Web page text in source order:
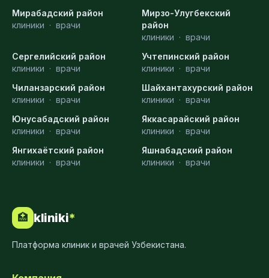
Мирабадский район
клиники · врачи
Мирзо-Улугбекский
район
клиники · врачи
Сергелийский район
клиники · врачи
Учтепинский район
клиники · врачи
Чиланзарский район
клиники · врачи
Шайхантахурский район
клиники · врачи
Юнусабадский район
клиники · врачи
Яккасарайский район
клиники · врачи
Янгихаётский район
клиники · врачи
Яшнабадский район
клиники · врачи
🏥 kliniki*
Платформа клиник и врачей Узбекистана.